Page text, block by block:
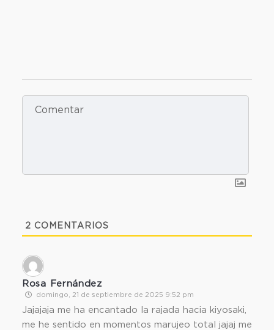
2 COMENTARIOS
Rosa Fernández
domingo, 21 de septiembre de 2025 9:52 pm
Jajajaja me ha encantado la rajada hacia kiyosaki,
me he sentido en momentos marujeo total jajaj me